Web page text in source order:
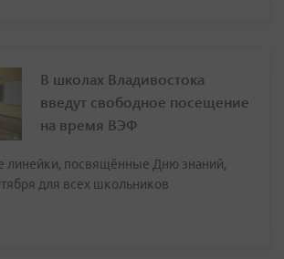
В школах Владивостока
введут свободное посещение
на время ВЭФ
линейки, посвящённые Дню знаний,
для всех школьников